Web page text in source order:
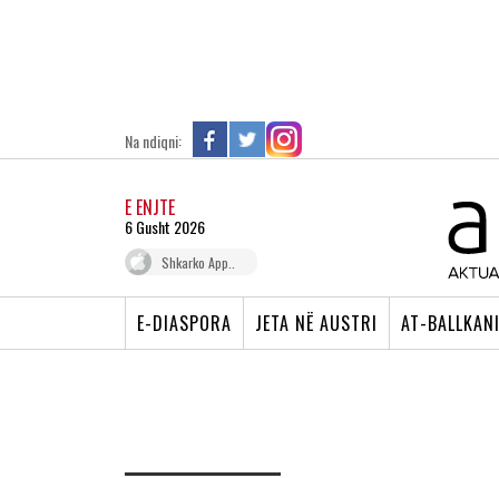
Na ndiqni:
E ENJTE
6 Gusht 2026
Shkarko App..
E-DIASPORA JETA NË AUSTRI AT-BALLKANI